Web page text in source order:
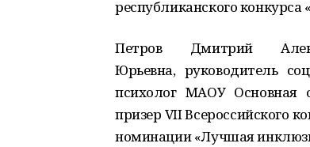
республиканского
Петров Дмитрий
Юрьевна, руководитель
психолог МАОУ Основная
призер VII Всероссийского
номинации «Лучшая